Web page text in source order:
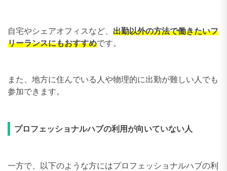
自宅やシェアオフィスなど、 出勤以外の方法で働きたいフ
リーランスにもおすすめです。
また、地方に住んでいる人や物理的に出勤が難しい人でも
参加できます。
プロフェッショナルハブの利用が向いていない人
一方で、以下のような方にはプロフェッショナルハブの利